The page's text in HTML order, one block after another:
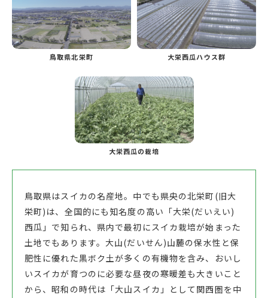
鳥取県北栄町 大栄西瓜ハウス群
大栄西瓜の栽培
鳥取県はスイカの名産地。中でも県央の北栄町(旧大
栄町)は、全国的にも知名度の高い「大栄(だいえい)
西瓜」で知られ、県内で最初にスイカ栽培が始まった
土地でもあります。大山(だいせん)山麓の保水性と保
肥性に優れた黒ボク土が多くの有機物を含み、おいし
いスイカが育つのに必要な昼夜の寒暖差も大きいこと
から、昭和の時代は「大山スイカ」として関西圏を中